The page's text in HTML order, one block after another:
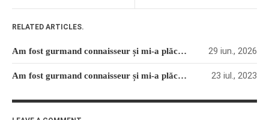
RELATED ARTICLES.
Am fost gurmand connaisseur și mi-a plăcut (35) 29 iun., 2026
Am fost gurmand connaisseur și mi-a plăcut (22) 23 iul., 2023